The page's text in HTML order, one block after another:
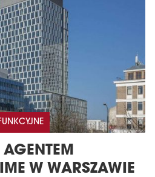
W WARSZAWIE